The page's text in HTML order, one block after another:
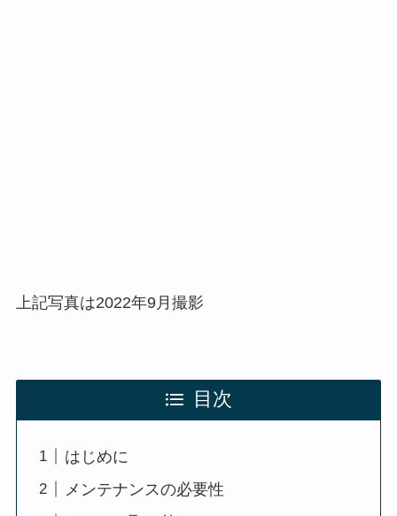
上記写真は2022年9月撮影
目次
はじめに
メンテナンスの必要性